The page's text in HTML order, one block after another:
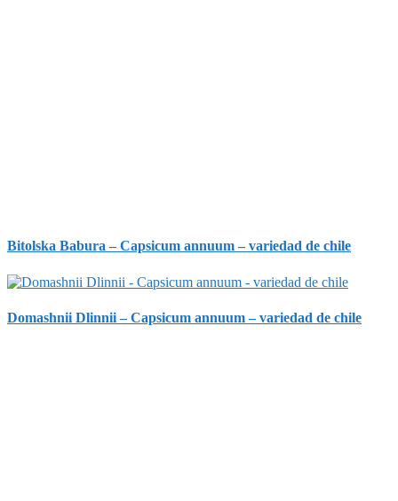
Bitolska Babura – Capsicum annuum – variedad de chile
Domashnii Dlinnii – Capsicum annuum – variedad de chile